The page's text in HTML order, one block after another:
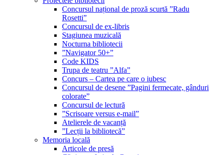
Concursul național de proză scurtă ”Radu
Rosetti”
Concursul de ex-libris
Stagiunea muzicală
Nocturna bibliotecii
”Navigator 50+”
Code KIDS
Trupa de teatru ”Alfa”
Concurs – Cartea pe care o iubesc
Concursul de desene ”Pagini fermecate, gânduri
colorate”
Concursul de lectură
”Scrisoare versus e-mail”
Atelierele de vacanță
”Lecții la bibliotecă”
Memoria locală
Articole de presă